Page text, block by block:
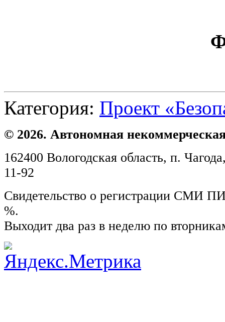
Категория: Проект
© 2026. Автономная
162400 Вологодская область, п.
11-92
Свидетельство о регистрации СМИ
%.
Выходит два раз в неделю по